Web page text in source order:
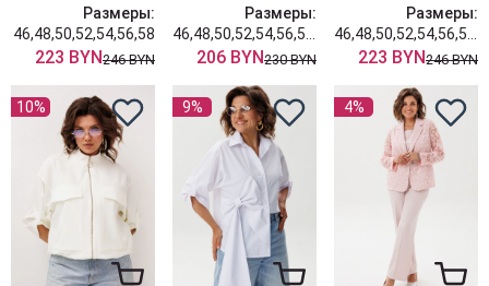
Размеры:
46,48,50,52,54,56,58
223 BYN246 BYN
Размеры:
206 BYN230 BYN
Размеры:
223 BYN246 BYN
10% 9% 4%